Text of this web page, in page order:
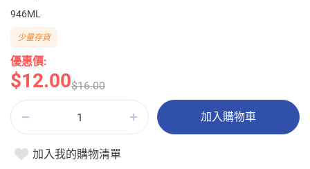
946ML
優惠價:
$12.00$16.00
少量存貨
加入購物車
加入我的購物清單